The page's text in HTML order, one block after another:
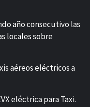
año consecutivo las
locales sobre
aéreos eléctricos a
eléctrica para Taxi.